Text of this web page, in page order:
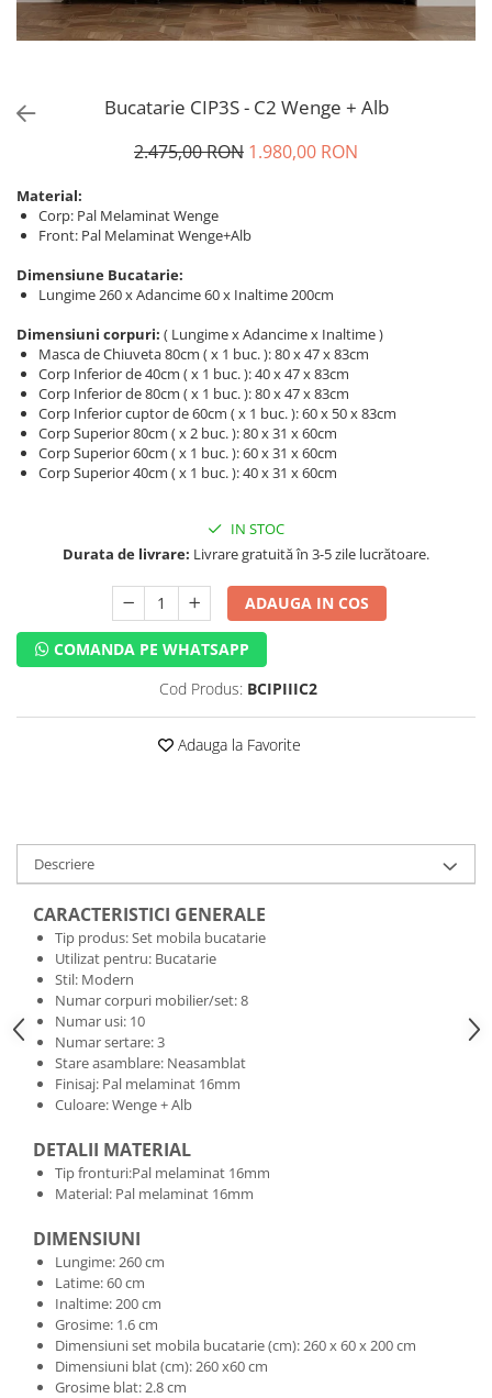
Bucatarie CIP3S - C2 Wenge + Alb
2.475,00 RON 1.980,00 RON
Material:
Corp: Pal Melaminat Wenge
Front: Pal Melaminat Wenge+Alb
Dimensiune Bucatarie:
Lungime 260 x Adancime 60 x Inaltime 200cm
Dimensiuni corpuri: ( Lungime x Adancime x Inaltime )
Masca de Chiuveta 80cm ( x 1 buc. ): 80 x 47 x 83cm
Corp Inferior de 40cm ( x 1 buc. ): 40 x 47 x 83cm
Corp Inferior de 80cm ( x 1 buc. ): 80 x 47 x 83cm
Corp Inferior cuptor de 60cm ( x 1 buc. ): 60 x 50 x 83cm
Corp Superior 80cm ( x 2 buc. ): 80 x 31 x 60cm
Corp Superior 60cm ( x 1 buc. ): 60 x 31 x 60cm
Corp Superior 40cm ( x 1 buc. ): 40 x 31 x 60cm
IN STOC
Durata de livrare: Livrare gratuită în 3-5 zile lucrătoare.
ADAUGA IN COS
COMANDA PE WHATSAPP
Cod Produs: BCIPIIIC2
Adauga la Favorite
Descriere
CARACTERISTICI GENERALE
Tip produs: Set mobila bucatarie
Utilizat pentru: Bucatarie
Stil: Modern
Numar corpuri mobilier/set: 8
Numar usi: 10
Numar sertare: 3
Stare asamblare: Neasamblat
Finisaj: Pal melaminat 16mm
Culoare: Wenge + Alb
DETALII MATERIAL
Tip fronturi:Pal melaminat 16mm
Material: Pal melaminat 16mm
DIMENSIUNI
Lungime: 260 cm
Latime: 60 cm
Inaltime: 200 cm
Grosime: 1.6 cm
Dimensiuni set mobila bucatarie (cm): 260 x 60 x 200 cm
Dimensiuni blat (cm): 260 x60 cm
Grosime blat: 2.8 cm